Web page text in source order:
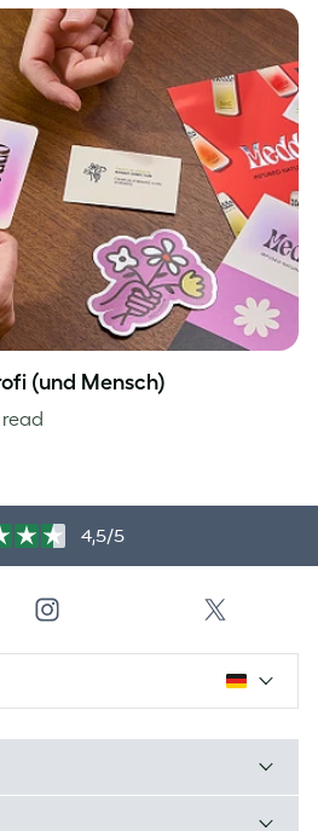
(und Mensch)
read
4,5/5